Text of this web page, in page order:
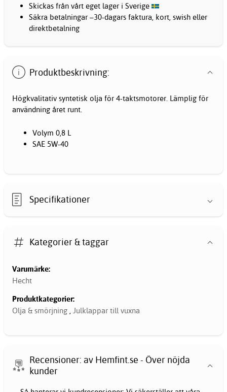
Skickas från vårt eget lager i Sverige
Säkra betalningar –30-dagars faktura, kort, swish eller
direktbetalning
Produktbeskrivning:
Högkvalitativ syntetisk olja för 4-taktsmotorer. Lämplig för
användning året runt.
Volym 0,8 L
SAE 5W-40
Specifikationer
Kategorier & taggar
Varumärke:
Hecht
Produktkategorier:
Olja & smörjning , Julklappar till vuxna
Recensioner: av Hemfint.se - Över nöjda
kunder